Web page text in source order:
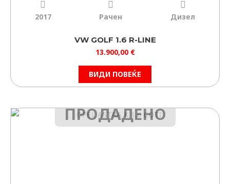
2017 Рачен Дизел
VW GOLF 1.6 R-LINE
13.900,00 €
ВИДИ ПОВЕЌЕ
ПРОДАДЕНО